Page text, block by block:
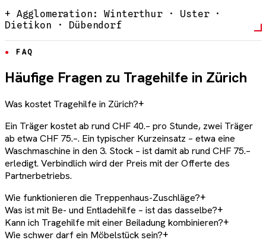
+ Agglomeration: Winterthur · Uster ·
Dietikon · Dübendorf
FAQ
Häufige Fragen zu Tragehilfe in Zürich
Was kostet Tragehilfe in Zürich?+
Ein Träger kostet ab rund CHF 40.– pro Stunde, zwei Träger
ab etwa CHF 75.–. Ein typischer Kurzeinsatz – etwa eine
Waschmaschine in den 3. Stock – ist damit ab rund CHF 75.–
erledigt. Verbindlich wird der Preis mit der Offerte des
Partnerbetriebs.
Wie funktionieren die Treppenhaus-Zuschläge?+
Was ist mit Be- und Entladehilfe – ist das dasselbe?+
Kann ich Tragehilfe mit einer Beiladung kombinieren?+
Wie schwer darf ein Möbelstück sein?+